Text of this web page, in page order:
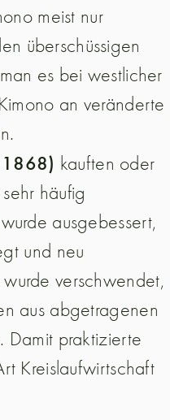
meist nur
überschüssigen
es bei westlicher
an veränderte
kauften oder
häufig
ausgebessert,
und neu
verschwendet,
aus abgetragenen
Damit praktizierte
Kreislaufwirtschaft